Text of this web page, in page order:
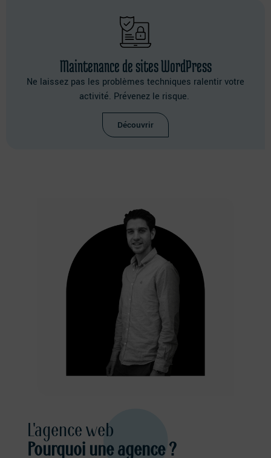
Maintenance de sites WordPress
Ne laissez pas les problèmes techniques ralentir votre
activité. Prévenez le risque.
Découvrir
L'agence web
Pourquoi une agence ?